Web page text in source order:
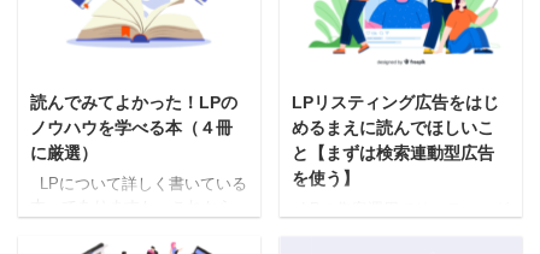
ワード選び、だと思います。
言うまでもなく、サイトが伸
り、いいコンテンツを作って
いても、キーワードを失敗し
ていると、上位にさえ入るこ
とができません。 そこで提案
したいのが、オセロ戦略、で
す どういうかというと、
SEOは陣取り ...
とお客が先延ばしをします。
すると、どうなるか。二度と
サイトには戻ってきてくれま
WEBサイトにはクロージング
が大切です。 掲載する場所
は、ページ下部、です。 が、
サイトによって表現方法が変
ジングなのかわからない人も
読んでみてよかった！LPの
ノウハウを学べる本（４冊
に厳選）
LPについて詳しく書いている
LPリスティング広告をはじ
めるまえに読んでほしいこ
と【まずは検索連動型広告
を使う】